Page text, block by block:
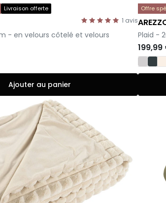
Livraison offerte
1 avis
- en velours côtelé et velours
Ajouter au panier
Offre
-
Plaid -
199,99